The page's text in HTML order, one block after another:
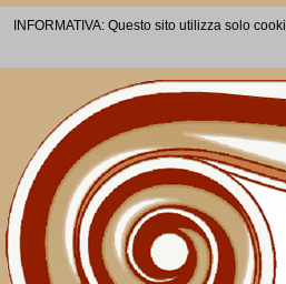
INFORMATIVA: Questo sito utilizza solo